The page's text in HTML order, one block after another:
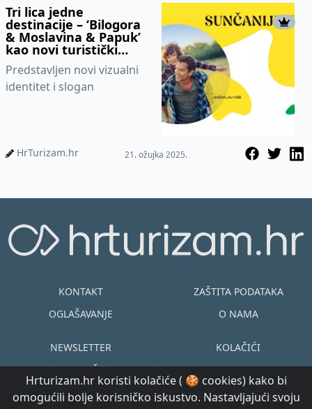
Tri lica jedne
destinacije – ‘Bilogora
& Moslavina & Papuk’
kao novi turistički
brend županije
Predstavljen novi vizualni
identitet i slogan
HrTurizam.hr 21. ožujka 2025.
Hrturizam.hr koristi kolačiće ( 🍪 cookies) kako bi
omogućili bolje korisničko iskustvo. Nastavljajući svoju
KONTAKT
OGLAŠAVANJE
ZAŠTITA PODATAKA
O NAMA
NEWSLETTER
UVJETI KORIŠTENJA
KOLAČIĆI
EN HR